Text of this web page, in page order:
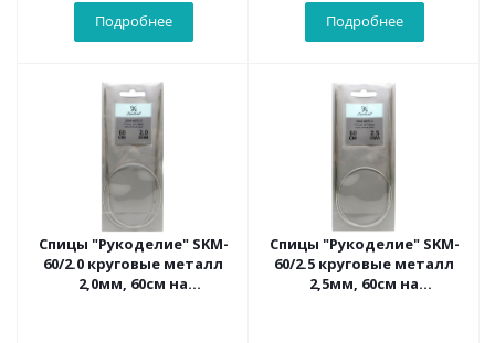
Подробнее Подробнее
Спицы "Рукоделие" SKM-
60/2.0 круговые металл
2,0мм, 60см на
Спицы "Рукоделие" SKM-
60/2.5 круговые металл
2,5мм, 60см на